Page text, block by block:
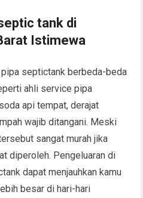
tank di
Istimewa
septictank berbeda-beda
ahli service pipa
api tempat, derajat
wajib ditangani. Meski
sangat murah jika
diperoleh. Pengeluaran di
dapat menjauhkan kamu
besar di hari-hari